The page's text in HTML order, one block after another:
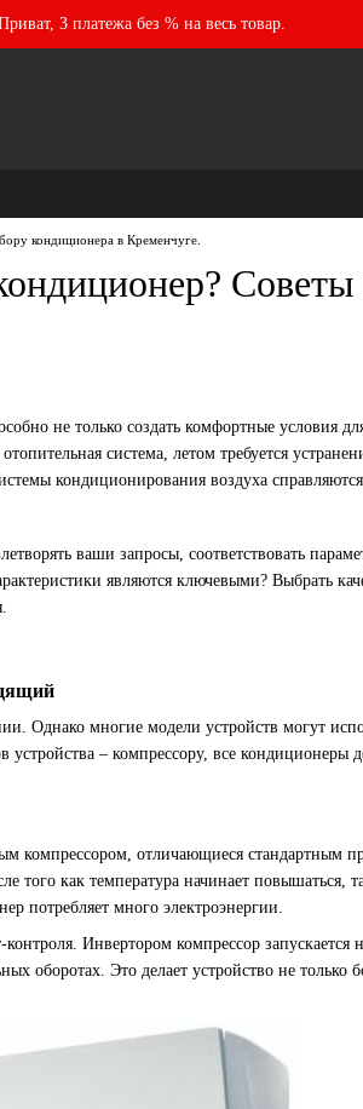
3 платежа без % на весь товар.
кондиционера в Кременчуге.
не только создать комфортные условия
система, летом требуется
кондиционирования воздуха справляются
ваши запросы, соответствовать
являются ключевыми? Выбрать
Однако многие модели устройств могут
– компрессору, все кондиционеры
компрессором, отличающиеся стандартным
того как температура начинает повышаться,
потребляет много электроэнергии.
Инвертором компрессор
оборотах. Это делает устройство не